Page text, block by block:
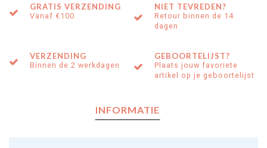
GRATIS VERZENDING
Vanaf €100
NIET TEVREDEN?
Retour binnen de 14
dagen
VERZENDING
Binnen de 2 werkdagen
GEBOORTELIJST?
Plaats jouw favoriete
artikel op je geboortelijst
INFORMATIE